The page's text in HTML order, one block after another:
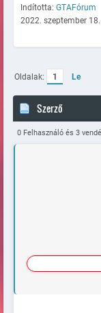
Indította: GTAFórum
2022. szeptember
Oldalak: 1 Le
Szerző
legigényesebb
0 Felhasználó és 3